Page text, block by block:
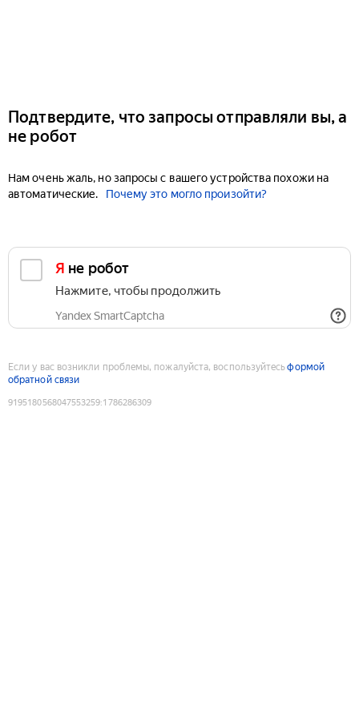
Подтвердите, что запросы отправляли вы, а
не робот
Нам очень жаль, но запросы с вашего устройства похожи на
автоматические.
Почему это могло произойти?
Я не робот
Нажмите, чтобы продолжить
Yandex SmartCaptcha
Если у вас возникли проблемы, пожалуйста, воспользуйтесьформой
обратной связи
9195180568047553259:1786286309